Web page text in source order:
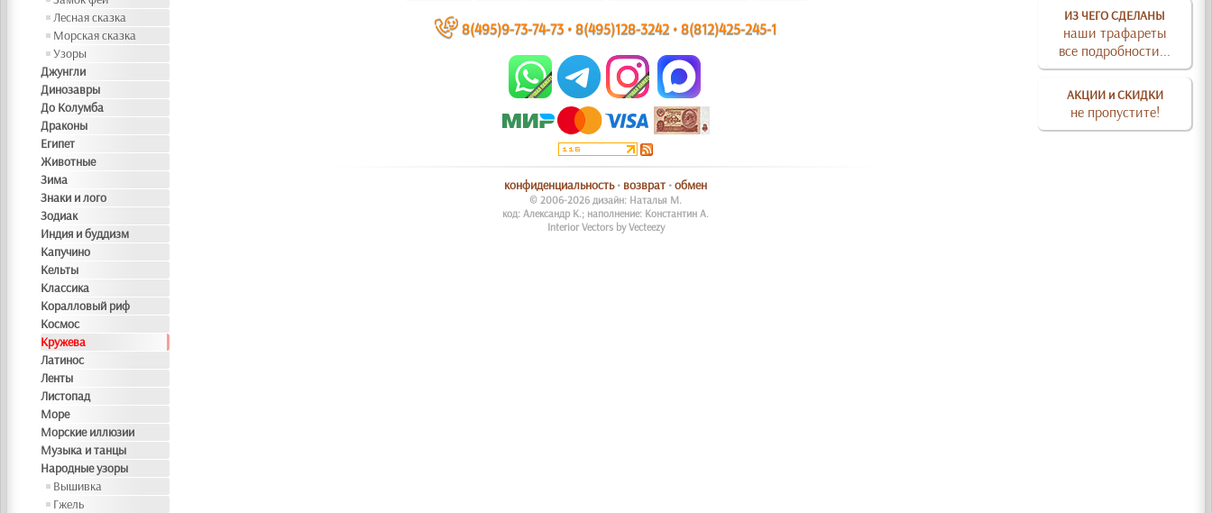
Лесная сказка
Морская сказка
Узоры
Джунгли
Динозавры
До Колумба
Драконы
Египет
Животные
Зима
Знаки и лого
Зодиак
Индия и буддизм
Капучино
Кельты
Классика
Коралловый риф
Космос
Кружева
Латинос
Ленты
Листопад
Море
Морские иллюзии
Музыка и танцы
Народные узоры
Вышивка
Гжель
ИЗ ЧЕГО СДЕЛАНЫ
наши трафареты
все подробности...
АКЦИИ и СКИДКИ
не пропустите!
~ 8(495)9-73-74-73 •8(495)128-3242 •8(812)425-245-1
конфиденциальность• возврат •обмен
© 2006-2026 дизайн: Наталья М.
код: Александр К.; наполнение: Константин А.
Interior Vectors by Vecteezy